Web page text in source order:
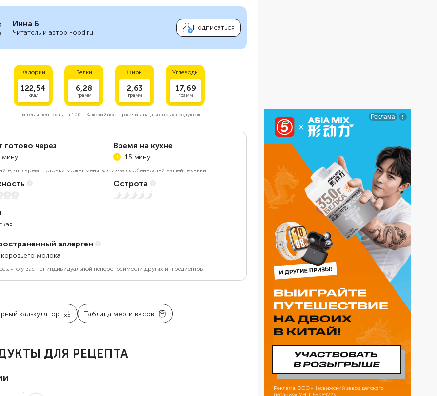
Инна Б.
Читатель и автор Food.ru
Подписаться
Калории
122,54
кКал
Белки
6,28
грамм
Жиры
2,63
грамм
Углеводы
17,69
грамм
Пищевая ценность на 100 г.Калорийность рассчитана для сырых продуктов.
готово через
минут
Время на кухне
15 минут
что время готовки может меняться из-за особенностей вашей техники.
Острота
Нет остроты
аллерген
молока
что у вас нет индивидуальной непереносимости других ингредиентов.
калькулятор Таблица мер и весов
ДЛЯ РЕЦЕПТА